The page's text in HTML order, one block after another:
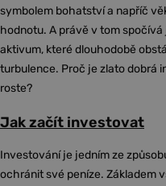
symbolem bohatství a napříč
hodnotu. A právě v tom
aktivum, které dlouhodobě
turbulence. Proč je zlato dobrá
roste?
Jak začít investovat
Investování je jedním ze
ochránit své peníze. Základem